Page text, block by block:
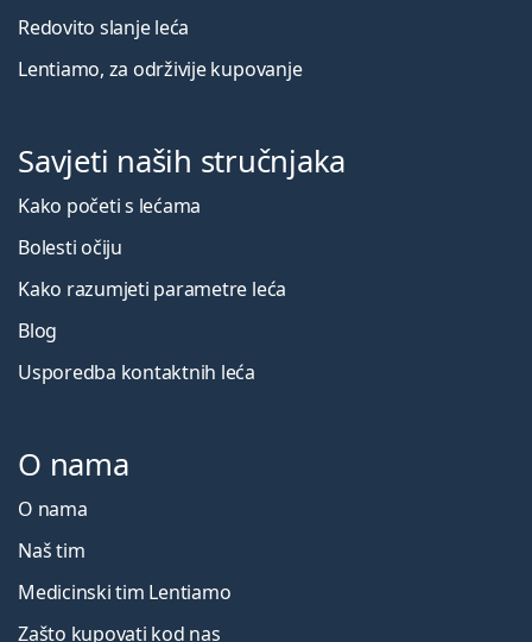
Redovito slanje leća
Lentiamo, za održivije kupovanje
Savjeti naših stručnjaka
Kako početi s lećama
Bolesti očiju
Kako razumjeti parametre leća
Blog
Usporedba kontaktnih leća
O nama
O nama
Naš tim
Medicinski tim Lentiamo
Zašto kupovati kod nas